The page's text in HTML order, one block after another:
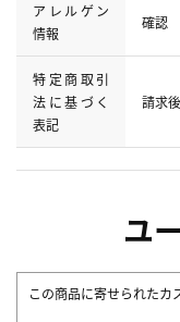
アレルゲン
情報
確認
特定商取引
法に基づく
表記
請求
ユ
この商品に寄せられたカ